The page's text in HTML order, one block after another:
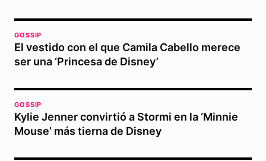
GOSSIP
El vestido con el que Camila Cabello merece
ser una ‘Princesa de Disney’
GOSSIP
Kylie Jenner convirtió a Stormi en la ‘Minnie
Mouse’ más tierna de Disney